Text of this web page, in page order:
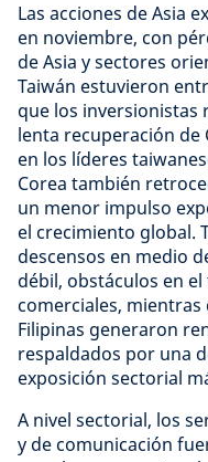
Las acciones de Asia
en noviembre, con
de Asia y sectores
Taiwán estuvieron
que los inversionistas
lenta recuperación de
en los líderes
Corea también
un menor impulso
el crecimiento global.
descensos en medio
débil, obstáculos en
comerciales, mientras
Filipinas generaron
respaldados por una
exposición sectorial
A nivel sectorial, los
y de comunicación